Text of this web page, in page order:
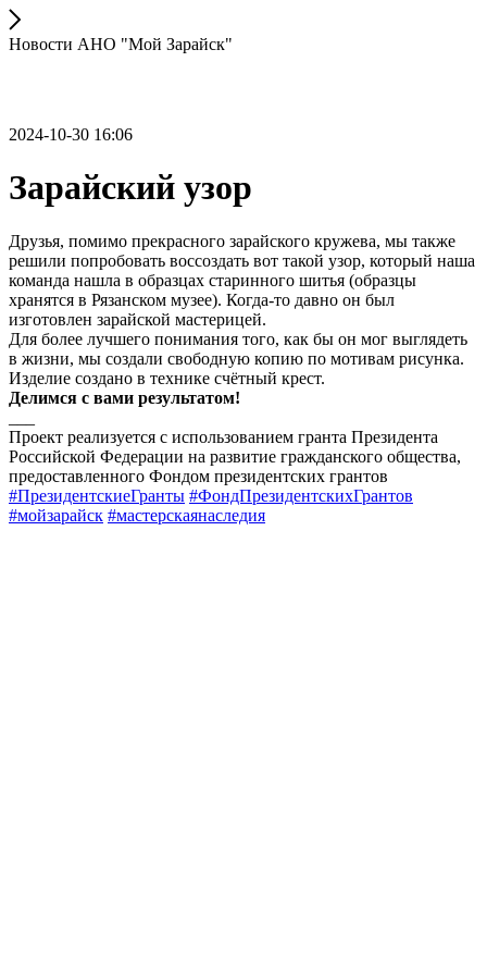
Новости АНО "Мой Зарайск"
2024-10-30 16:06
Зарайский узор
Друзья, помимо прекрасного зарайского кружева, мы также
решили попробовать воссоздать вот такой узор, который наша
команда нашла в образцах старинного шитья (образцы
хранятся в Рязанском музее). Когда-то давно он был
изготовлен зарайской мастерицей.
Для более лучшего понимания того, как бы он мог выглядеть
в жизни, мы создали свободную копию по мотивам рисунка.
Изделие создано в технике счётный крест.
Делимся с вами результатом!
Проект реализуется с использованием гранта Президента
Российской Федерации на развитие гражданского общества,
предоставленного Фондом президентских грантов
#ПрезидентскиеГранты #ФондПрезидентскихГрантов
#мойзарайск #мастерскаянаследия